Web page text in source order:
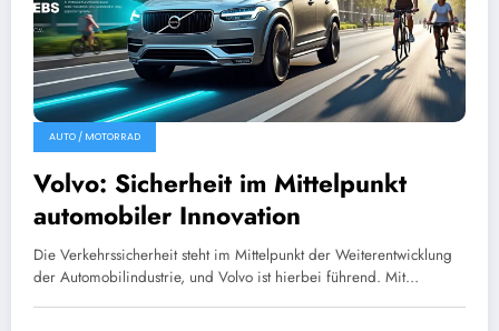
AUTO / MOTORRAD
Volvo: Sicherheit im Mittelpunkt
automobiler Innovation
Die Verkehrssicherheit steht im Mittelpunkt der Weiterentwicklung
der Automobilindustrie, und Volvo ist hierbei führend. Mit…